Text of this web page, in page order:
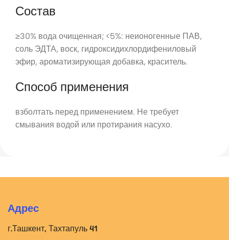
Состав
≥30% вода очищенная; <5%: неионогенные ПАВ,
соль ЭДТА, воск, гидроксидихлордифениловый
эфир, ароматизирующая добавка, краситель.
Способ применения
взболтать перед применением. Не требует
смывания водой или протирания насухо.
Адрес
г.Ташкент, Тахтапуль 41